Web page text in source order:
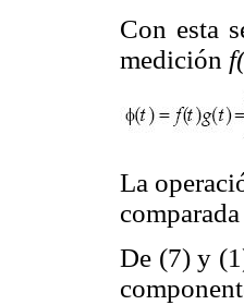
Con esta
medición
La
De (7) y